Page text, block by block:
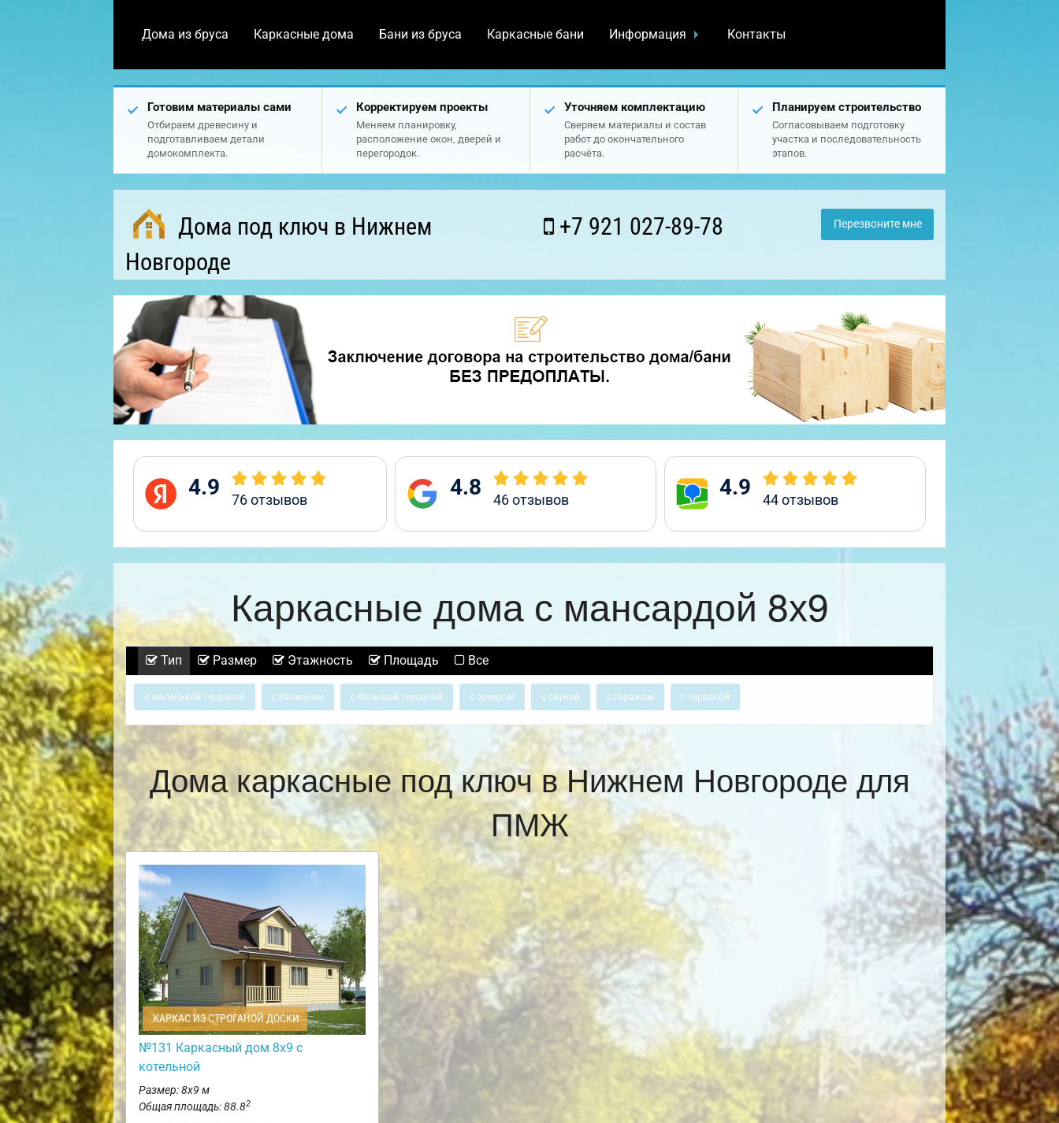
Дома из бруса Каркасные дома Бани из бруса Каркасные бани Информация Контакты
Готовим материалы сами
Отбираем древесину и
подготавливаем детали
домокомплекта.
Корректируем проекты
Меняем планировку,
расположение окон, дверей и
перегородок.
Уточняем комплектацию
Сверяем материалы и состав
работ до окончательного
расчёта.
Планируем строительство
Согласовываем подготовку
участка и последовательность
этапов.
Дома под ключ в Нижнем
Новгороде
+7 921 027-89-78 Перезвоните мне
4.9 76отзывов 4.8 46отзывов 4.9 44отзывов
Каркасные дома с мансардой 8х9
Тип Размер Этажность Площадь Все
с маленькой террасой с балконом с большой террасой с эркером с сауной с гаражом с террасой
Дома каркасные под ключ в Нижнем Новгороде для
ПМЖ
КАРКАС ИЗ СТРОГАНОЙ ДОСКИ
№131 Каркасный дом 8х9 с
котельной
Размер: 8х9 м
Общая площадь: 88.82